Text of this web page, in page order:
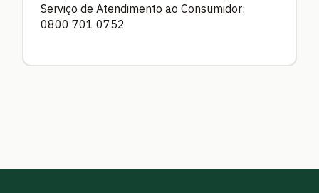
Serviço de Atendimento ao Consumidor:
0800 701 0752